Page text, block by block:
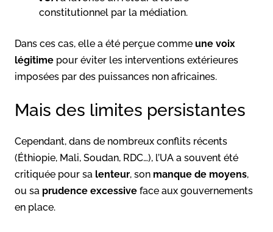
constitutionnel par la médiation.
Dans ces cas, elle a été perçue comme une voix
légitime pour éviter les interventions extérieures
imposées par des puissances non africaines.
Mais des limites persistantes
Cependant, dans de nombreux conflits récents
(Éthiopie, Mali, Soudan, RDC…), l’UA a souvent été
critiquée pour sa lenteur, son manque de moyens,
ou sa prudence excessive face aux gouvernements
en place.